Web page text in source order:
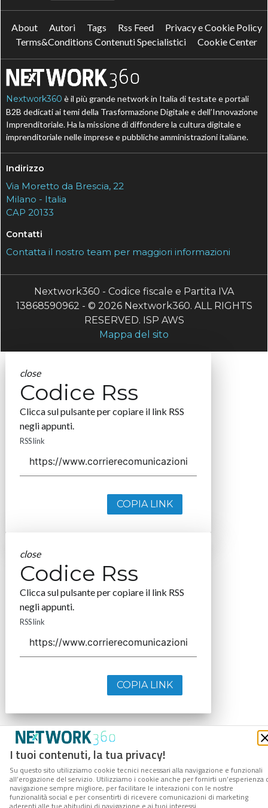
I tuoi contenuti, la tua privacy!
Su questo sito utilizziamo cookie tecnici necessari alla navigazione e funzionali
all’erogazione del servizio. Utilizziamo i cookie anche per fornirti un’esperienza
navigazione sempre migliore, per facilitare le interazioni con le nostre
funzionalità social e per consentirti di ricevere comunicazioni di marketing
About Autori Tags Rss Feed
Privacy e Cookie Policy
Terms&Conditions Contenuti Specialistici
Cookie Center
Nextwork360 è il più grande network in Italia di testate e portali
B2B dedicati ai temi della Trasformazione Digitale e dell’Innovazione
Imprenditoriale. Ha la missione di diffondere la cultura digitale e
imprenditoriale nelle imprese e pubbliche amministrazioni italiane.
Indirizzo
Via Moretto da Brescia, 22
Milano - Italia
CAP 20133
Contatti
Contatta il nostro team per maggiori informazioni
Nextwork360 - Codice fiscale e Partita IVA
13868590962 - © 2026 Nextwork360. ALL RIGHTS
RESERVED. ISP AWS
Mappa del sito
close
Codice Rss
Clicca sul pulsante per copiare il link RSS
negli appunti.
RSS link
COPIA LINK
close
Codice Rss
Clicca sul pulsante per copiare il link RSS
negli appunti.
RSS link
COPIA LINK